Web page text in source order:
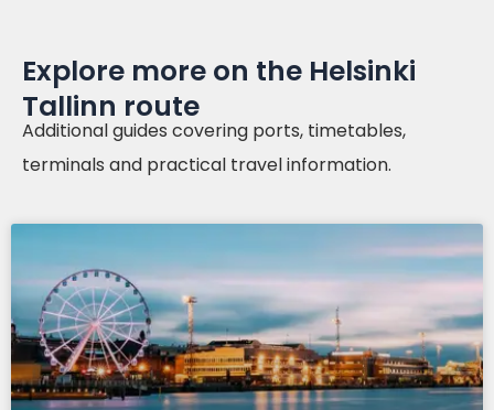
Explore more on the Helsinki
Tallinn route
Additional guides covering ports, timetables,
terminals and practical travel information.